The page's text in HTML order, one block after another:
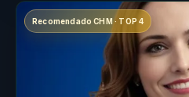
Recomendado CHM · TOP 4